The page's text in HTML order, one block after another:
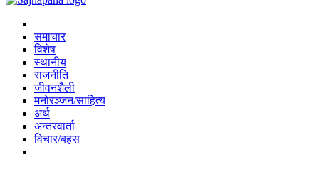
समाचार
विशेष
स्थानीय
राजनीति
जीवनशैली
मनोरञ्जन/साहित्य
अर्थ
अन्तरवार्ता
विचार/बहस